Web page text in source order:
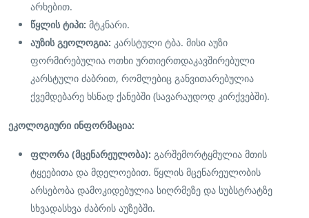
არხებით.
წყლის ტიპი: მტკნარი.
აუზის გეოლოგია: კარსტული ტბა. მისი აუზი
ფორმირებულია ოთხი ურთიერთდაკავშირებული
კარსტული ძაბრით, რომლებიც განვითარებულია
ქვემდებარე ხსნად ქანებში (სავარაუდოდ კირქვებში).
ეკოლოგიური ინფორმაცია:
ფლორა (მცენარეულობა): გარშემორტყმულია მთის
ტყეებითა და მდელოებით. წყლის მცენარეულობის
არსებობა დამოკიდებულია სიღრმეზე და სუბსტრატზე
სხვადასხვა ძაბრის აუზებში.